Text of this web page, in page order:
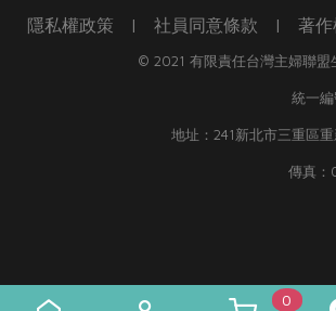
隱私權政策 | 社員同意條款 | 著作
© 2021 有限責任台灣主婦聯盟
統一
地址：241新北市三重區
傳真
0